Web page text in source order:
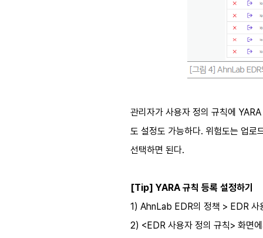
관리자가 사용자 정의 규칙에
도 설정도 가능하다. 위험도는 업
선택하면 된다.
[Tip] YARA 규칙 등록 설정하기
1) AhnLab EDR의 정책 > EDR 사
2) <EDR 사용자 정의 규칙> 화면